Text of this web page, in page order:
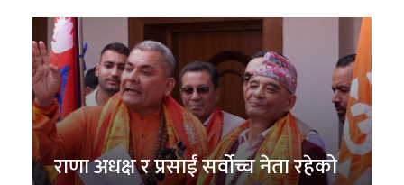
राणा अधक्ष र प्रसाईं सर्वोच्च नेता रहेको